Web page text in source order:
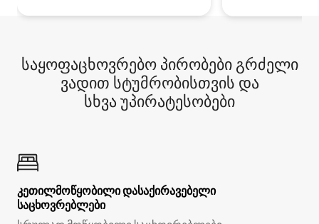
საყოფაცხოვრებო პირობები გრძელი
ვადით სტუმრობისთვის და
სხვა უპირატესობები
კეთილმოწყობილი დასაქირავებელი
საცხოვრებლები